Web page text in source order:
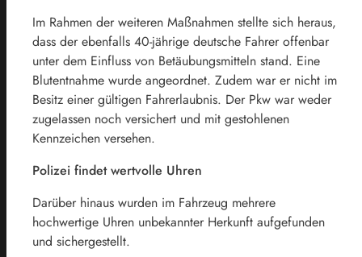
Im Rahmen der weiteren Maßnahmen stellte sich heraus,
dass der ebenfalls 40-jährige deutsche Fahrer offenbar
unter dem Einfluss von Betäubungsmitteln stand. Eine
Blutentnahme wurde angeordnet. Zudem war er nicht im
Besitz einer gültigen Fahrerlaubnis. Der Pkw war weder
zugelassen noch versichert und mit gestohlenen
Kennzeichen versehen.
Polizei findet wertvolle Uhren
Darüber hinaus wurden im Fahrzeug mehrere
hochwertige Uhren unbekannter Herkunft aufgefunden
und sichergestellt.